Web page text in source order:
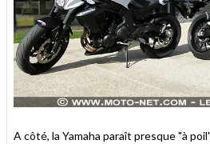
A côté, la Yamaha paraît presque "à